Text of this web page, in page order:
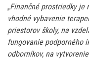
„Finančné prostriedky je
vhodné vybavenie
priestorov školy, na
fungovanie podporného
odborníkov, na